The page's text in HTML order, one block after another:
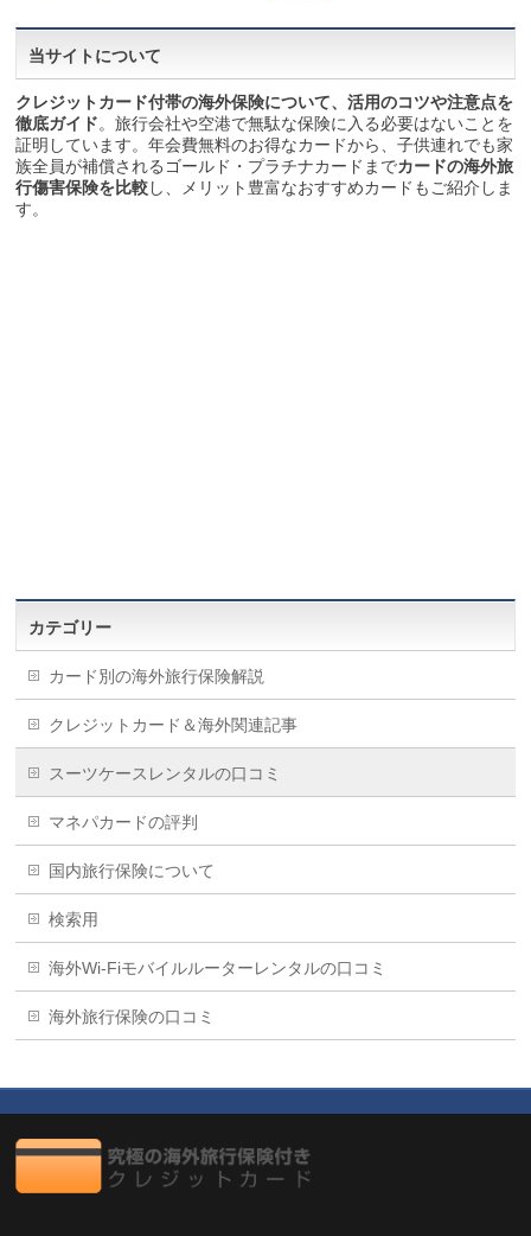
当サイトについて
クレジットカード付帯の海外保険について、活用のコツや注意点を
徹底ガイド。旅行会社や空港で無駄な保険に入る必要はないことを
証明しています。年会費無料のお得なカードから、子供連れでも家
族全員が補償されるゴールド・プラチナカードまでカードの海外旅
行傷害保険を比較し、メリット豊富なおすすめカードもご紹介しま
す。
カテゴリー
カード別の海外旅行保険解説
クレジットカード＆海外関連記事
スーツケースレンタルの口コミ
マネパカードの評判
国内旅行保険について
検索用
海外Wi-Fiモバイルルーターレンタルの口コミ
海外旅行保険の口コミ